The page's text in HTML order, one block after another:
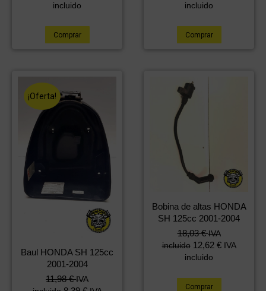
incluido
Comprar
incluido
Comprar
¡Oferta!
Baul HONDA SH 125cc
2001-2004
El
11,98€ElIVA
Bobina de altas HONDA
SH 125cc 2001-2004
18,03€ IVA
incluido 12,62 € IVA
incluido
Comprar